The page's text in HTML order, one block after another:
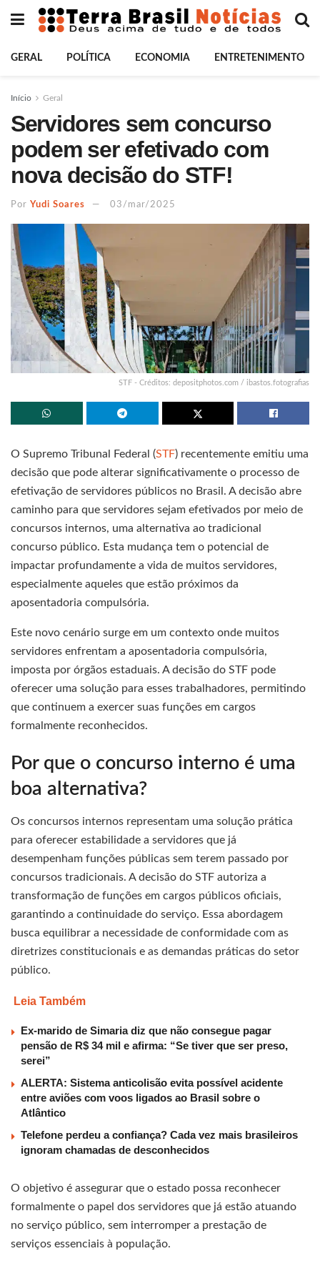
GERAL POLÍTICA ECONOMIA ENTRETENIMENTO
Início Geral
Servidores sem concurso
podem ser efetivado com
nova decisão do STF!
Por Yudi Soares 03/mar/2025
STF - Créditos: depositphotos.com / ibastos.fotografias
O Supremo Tribunal Federal (STF) recentemente emitiu uma
decisão que pode alterar significativamente o processo de
efetivação de servidores públicos no Brasil. A decisão abre
caminho para que servidores sejam efetivados por meio de
concursos internos, uma alternativa ao tradicional
concurso público. Esta mudança tem o potencial de
impactar profundamente a vida de muitos servidores,
especialmente aqueles que estão próximos da
aposentadoria compulsória.
Este novo cenário surge em um contexto onde muitos
servidores enfrentam a aposentadoria compulsória,
imposta por órgãos estaduais. A decisão do STF pode
oferecer uma solução para esses trabalhadores, permitindo
que continuem a exercer suas funções em cargos
formalmente reconhecidos.
Por que o concurso interno é uma
boa alternativa?
Os concursos internos representam uma solução prática
para oferecer estabilidade a servidores que já
desempenham funções públicas sem terem passado por
concursos tradicionais. A decisão do STF autoriza a
transformação de funções em cargos públicos oficiais,
garantindo a continuidade do serviço. Essa abordagem
busca equilibrar a necessidade de conformidade com as
diretrizes constitucionais e as demandas práticas do setor
público.
Leia Também
Ex-marido de Simaria diz que não consegue pagar
pensão de R$ 34 mil e afirma: “Se tiver que ser preso,
serei”
ALERTA: Sistema anticolisão evita possível acidente
entre aviões com voos ligados ao Brasil sobre o
Atlântico
Telefone perdeu a confiança? Cada vez mais brasileiros
ignoram chamadas de desconhecidos
O objetivo é assegurar que o estado possa reconhecer
formalmente o papel dos servidores que já estão atuando
no serviço público, sem interromper a prestação de
serviços essenciais à população.